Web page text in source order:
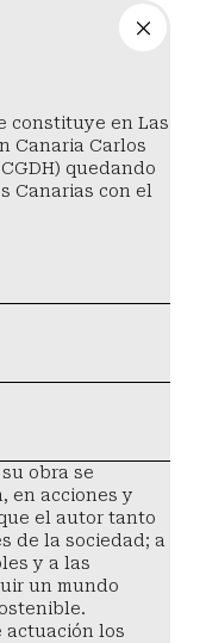
constituye en Las
Canaria Carlos
quedando
Canarias con el
obra se
en acciones y
el autor tanto
de la sociedad; a
y a las
un mundo
actuación los